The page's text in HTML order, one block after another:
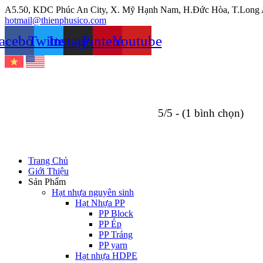
Chuyển
đến
dung
A5.50, KDC Phúc An City, X. Mỹ Hạnh Nam, H.Đức Hòa, T.Long
hotmail@thienphusico.com
TwitterInstagramPinterestYoutube
Trang Chủ
Giới Thiệu
Sản Phẩm
Hạt nhựa nguyên sinh
Hạt Nhựa PP
PP Block
PP Ép
PP Tráng
PP yarn
Hạt nhựa HDPE
5/5 - (1 bình chọn)